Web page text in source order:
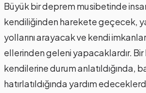
Büyük bir deprem musibetinde
kendiliğinden harekete geçecek,
yollarını arayacak ve kendi
ellerinden geleni yapacaklardır. Bir
kendilerine durum anlatıldığında,
hatırlatıldığında yardım